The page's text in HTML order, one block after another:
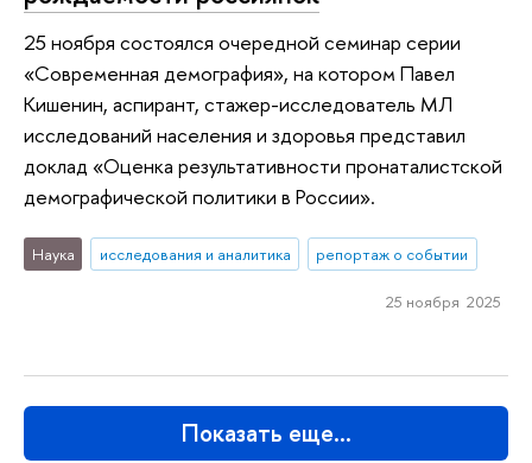
25 ноября состоялся очередной семинар серии
«Современная демография», на котором Павел
Кишенин, аспирант, стажер-исследователь МЛ
исследований населения и здоровья представил
доклад «Оценка результативности пронаталистской
демографической политики в России».
Наука исследования и аналитика репортаж о событии
25 ноября 2025
Показать еще…